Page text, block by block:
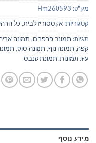
מק"ט: Hm260593
קטגוריות: אקססוריז לבית, כל
תגיות: תמונב פרפרים, תמונה אריה
קפה, תמונה נוף, תמונה סוס,
עץ, תמונות, תמונת קנבס
מידע נוסף